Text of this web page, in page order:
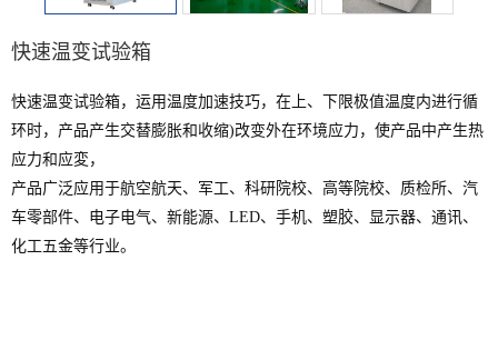
快速温变试验箱
快速温变试验箱，运用温度加速技巧，在上、下限极值温度内进行循
环时，产品产生交替膨胀和收缩)改变外在环境应力，使产品中产生热
应力和应変，
产品广泛应用于航空航天、军工、科研院校、高等院校、质检所、汽
车零部件、电子电气、新能源、LED、手机、塑胶、显示器、通讯、
化工五金等行业。